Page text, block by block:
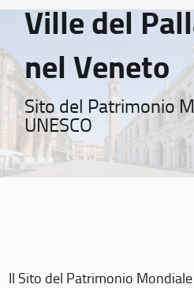
Ville del
nel Veneto
Sito del Patrimonio
UNESCO
Il Sito del Patrimonio Mondiale